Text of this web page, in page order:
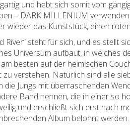
und hebt sich somit vom
– DARK MILLENIUM
wieder das Kunststück, einen
River“ steht für sich, und es stellt
Universum aufbaut, in welches
besten auf der heimischen
verstehen. Natürlich sind alle
die Jungs mit überraschenden
Band nennen, die in einer so
und erschließt sich erst nach
Album belohnt werden.